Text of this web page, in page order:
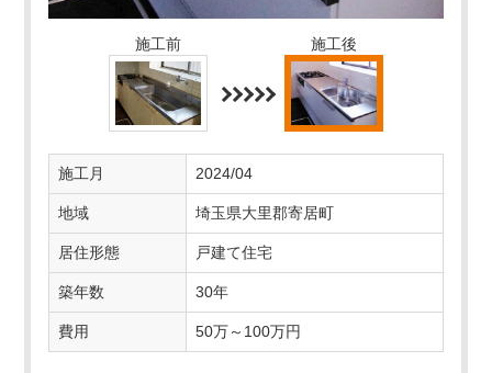
施工前 施工後
施工月 2024/04
地域 埼玉県大里郡寄居町
居住形態 戸建て住宅
築年数 30年
費用 50万～100万円